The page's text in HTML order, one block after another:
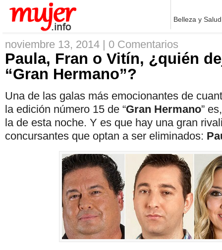
Belleza y Salud
noviembre 13, 2014 | 0 Comentarios
Paula, Fran o Vitín, ¿quién
“Gran Hermano”?
Una de las galas más emocionantes de
la edición número 15 de “Gran Hermano”
la de esta noche. Y es que hay una gran
concursantes que optan a ser eliminados: